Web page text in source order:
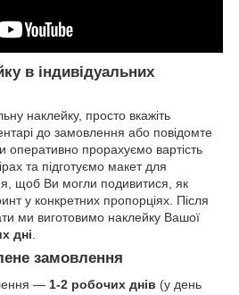
в індивідуальних
наклейку, просто вкажіть
до замовлення або повідомте
прорахуємо вартість
та підготуємо макет для
щоб Ви могли подивитися, як
у конкретних пропорціях. Після
ми виготовимо наклейку Вашої
дні
замовлення
— 1-2 робочих днів (у день